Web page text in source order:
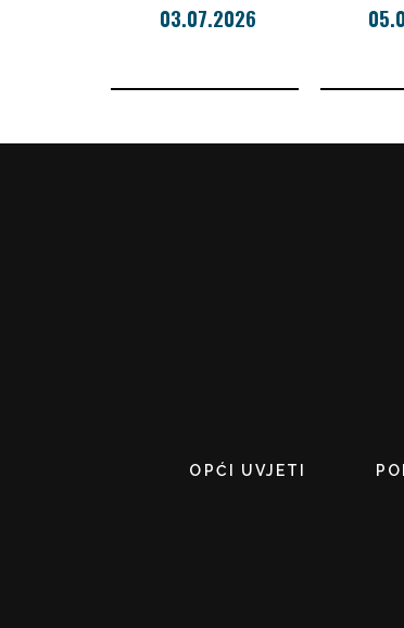
03.07.2026
OPĆI UVJETI